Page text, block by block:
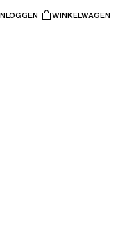
WINKELWAGEN